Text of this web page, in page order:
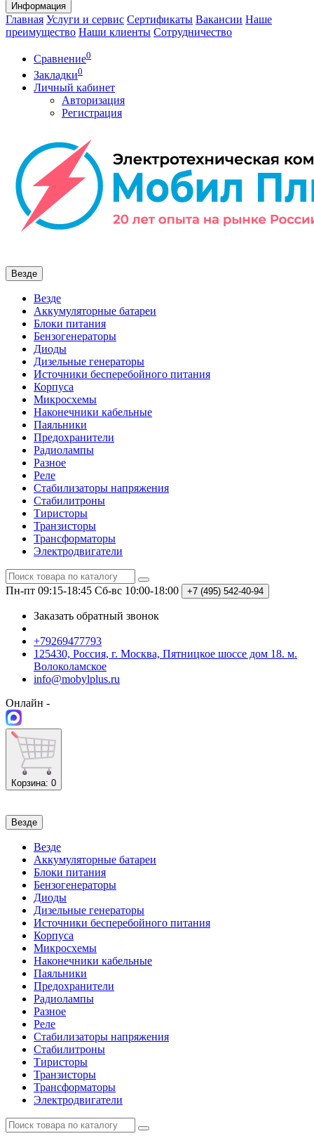
Информация
Главная Услуги и сервис Сертификаты Вакансии Наше
преимущество Наши клиенты Сотрудничество
Сравнение0
Закладки0
Личный кабинет
Авторизация
Регистрация
Везде
Везде
Аккумуляторные батареи
Блоки питания
Бензогенераторы
Диоды
Дизельные генераторы
Источники бесперебойного питания
Корпуса
Микросхемы
Наконечники кабельные
Паяльники
Предохранители
Радиолампы
Разное
Реле
Стабилизаторы напряжения
Стабилитроны
Тиристоры
Транзисторы
Трансформаторы
Электродвигатели
Пн-пт 09:15-18:45 Сб-вс 10:00-18:00 +7 (495) 542-40-94
Заказать обратный звонок
+79269477793
125430, Россия, г. Москва, Пятницкое шоссе дом 18. м.
Волоколамское
info@mobylplus.ru
Онлайн -
Корзина: 0
Везде
Везде
Аккумуляторные батареи
Блоки питания
Бензогенераторы
Диоды
Дизельные генераторы
Источники бесперебойного питания
Корпуса
Микросхемы
Наконечники кабельные
Паяльники
Предохранители
Радиолампы
Разное
Реле
Стабилизаторы напряжения
Стабилитроны
Тиристоры
Транзисторы
Трансформаторы
Электродвигатели